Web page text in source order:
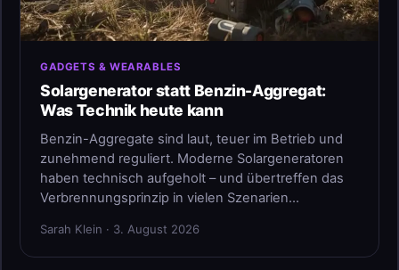
GADGETS & WEARABLES
Solargenerator statt Benzin-Aggregat:
Was Technik heute kann
Benzin-Aggregate sind laut, teuer im Betrieb und
zunehmend reguliert. Moderne Solargeneratoren
haben technisch aufgeholt – und übertreffen das
Verbrennungsprinzip in vielen Szenarien…
Sarah Klein · 3. August 2026